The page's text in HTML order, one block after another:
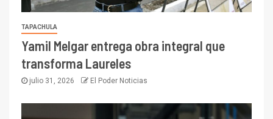
TAPACHULA
Yamil Melgar entrega obra integral que
transforma Laureles
julio 31, 2026 El Poder Noticias